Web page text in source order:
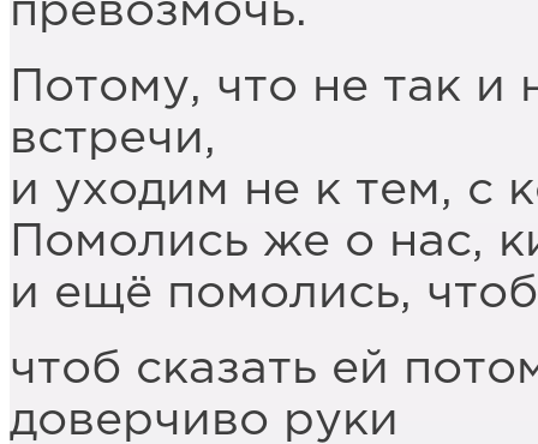
превозмочь.
Потому, что не так и
встречи,
и уходим не к тем, с
Помолись же о нас,
и ещё помолись,
чтоб сказать ей
доверчиво руки